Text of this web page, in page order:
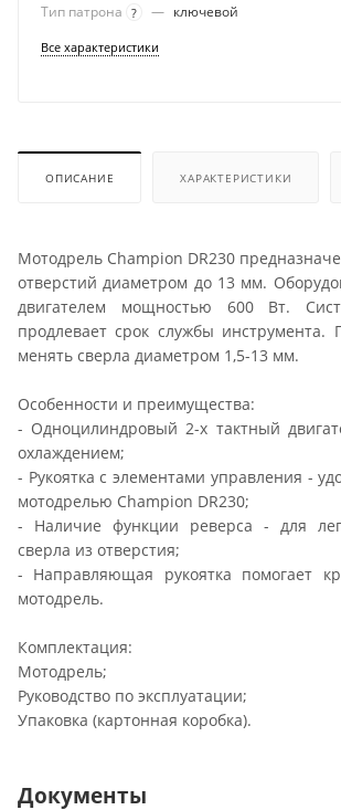
Тип патрона ? — ключевой
Все характеристики
ОПИСАНИЕ ХАРАКТЕРИСТИКИ
Мотодрель Champion DR230
отверстий диаметром до 13 мм.
двигателем мощностью 600 Вт.
продлевает срок службы инструмента.
менять сверла диаметром 1,5-13 мм.
Особенности и преимущества:
- Одноцилиндровый 2-х тактный
охлаждением;
- Рукоятка с элементами управления -
мотодрелью Champion DR230;
- Наличие функции реверса - для
сверла из отверстия;
- Направляющая рукоятка помогает
мотодрель.
Комплектация:
Мотодрель;
Руководство по эксплуатации;
Упаковка (картонная коробка).
Документы